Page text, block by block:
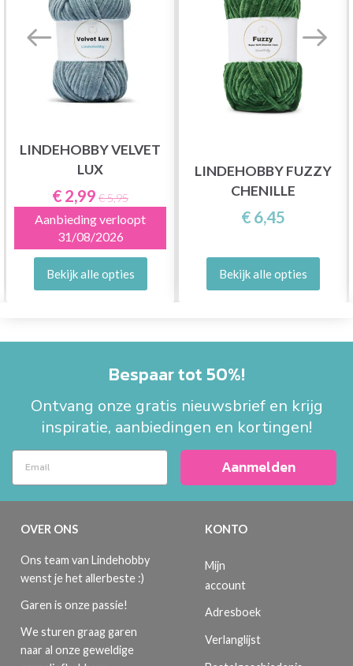
LINDEHOBBY VELVET
LUX
€ 2,99 € 5,95
Aanbieding verloopt
31/08/2026
Bekijk alle opties
LINDEHOBBY FUZZY
CHENILLE
€ 6,45
Bekijk alle opties
Bespaar tot 50%!
Ontvang onze gratis nieuwsbrief en krijg
inspiratie, aanbiedingen en kortingen!
Aanmelden
OVER ONS
Ons team van Lindehobby
wenst je het allerbeste :)
Garen is onze passie!
We sturen graag garen
naar al onze geweldige
KONTO
Mijn
account
Adresboek
Verlanglijst